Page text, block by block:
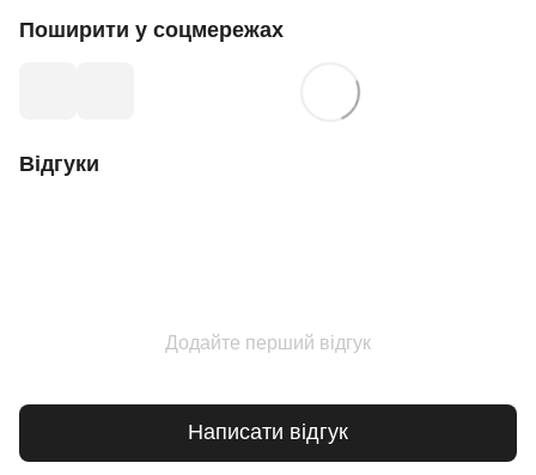
Поширити у соцмережах
Відгуки
Додайте перший відгук
Написати відгук